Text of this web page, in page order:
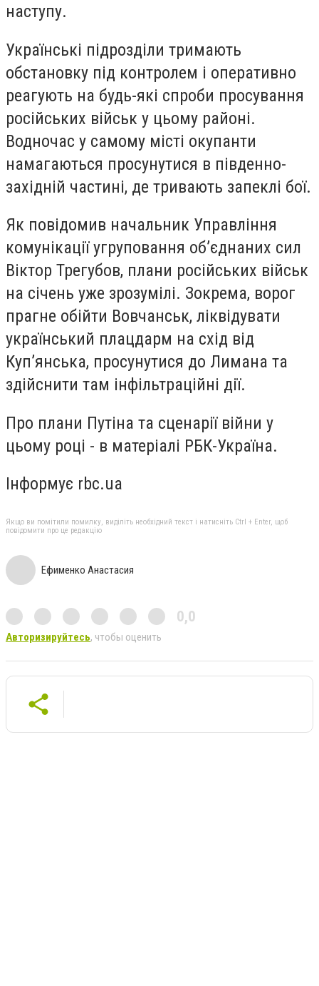
наступу.
Українські підрозділи тримають
обстановку під контролем і оперативно
реагують на будь-які спроби просування
російських військ у цьому районі.
Водночас у самому місті окупанти
намагаються просунутися в південно-
західній частині, де тривають запеклі бої.
Як повідомив начальник Управління
комунікації угруповання об’єднаних сил
Віктор Трегубов, плани російських військ
на січень уже зрозумілі. Зокрема, ворог
прагне обійти Вовчанськ, ліквідувати
український плацдарм на схід від
Куп’янська, просунутися до Лимана та
здійснити там інфільтраційні дії.
Про плани Путіна та сценарії війни у
цьому році - в матеріалі РБК-Україна.
Інформує rbc.ua
Якщо ви помітили помилку, виділіть необхідний текст і натисніть Ctrl + Enter, щоб
повідомити про це редакцію
Ефименко Анастасия
0,0
Авторизируйтесь, чтобы оценить